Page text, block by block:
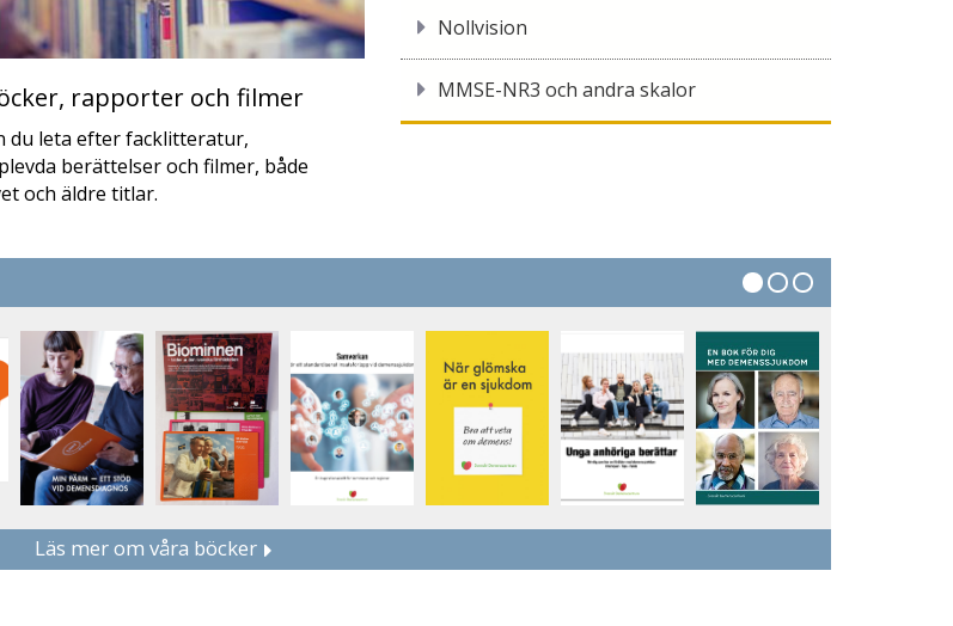
rapporter och filmer
du leta efter facklitteratur,
berättelser och filmer, både
och äldre titlar.
Nollvision
MMSE-NR3 och andra skalor
Läs mer om våra böcker